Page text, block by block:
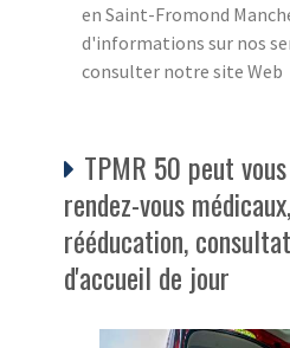
en Saint-Fromond
d'informations sur nos
consulter notre site Web
TPMR 50 peut
rendez-vous
rééducation,
d'accueil de jour